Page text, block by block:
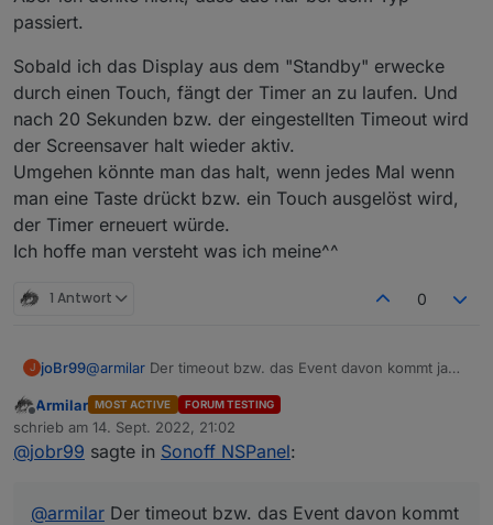
passiert.
Sobald ich das Display aus dem "Standby" erwecke
durch einen Touch, fängt der Timer an zu laufen. Und
nach 20 Sekunden bzw. der eingestellten Timeout wird
der Screensaver halt wieder aktiv.
Umgehen könnte man das halt, wenn jedes Mal wenn
man eine Taste drückt bzw. ein Touch ausgelöst wird,
der Timer erneuert würde.
Ich hoffe man versteht was ich meine^^
1 Antwort 0
J joBr99@armilar Der timeout bzw. das Event davon kommt ja
dran machen, allerdings sollte der counter für den
timeout bei einem touch event wieder von vorn
beginnen.
Offline
Armilar MOST ACTIVE FORUM TESTING
schrieb am 14. Sept. 2022, 21:02
zuletzt editiert von
@jobr99 sagte in Sonoff NSPanel:
@armilar Der timeout bzw. das Event davon kommt